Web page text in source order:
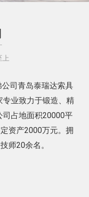
上
司青岛泰瑞达索具
业致力于锻造、精
司占地面积20000平
资产2000万元。拥
师20余名。